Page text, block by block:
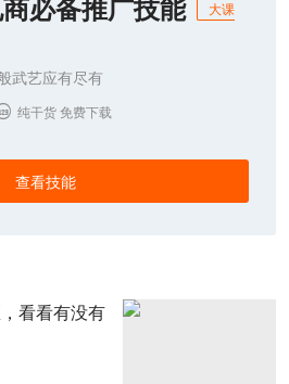
必备推广技能
大课
武艺应有尽有
纯干货 免费下载
查看技能
看看有没有